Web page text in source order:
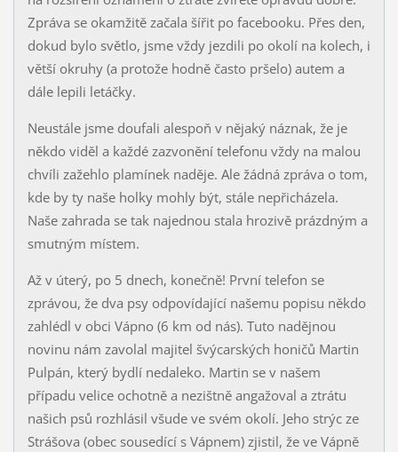
Zpráva se okamžitě začala šířit po facebooku. Přes den,
dokud bylo světlo, jsme vždy jezdili po okolí na kolech, i
větší okruhy (a protože hodně často pršelo) autem a
dále lepili letáčky.
Neustále jsme doufali alespoň v nějaký náznak, že je
někdo viděl a každé zazvonění telefonu vždy na malou
chvíli zažehlo plamínek naděje. Ale žádná zpráva o tom,
kde by ty naše holky mohly být, stále nepřicházela.
Naše zahrada se tak najednou stala hrozivě prázdným a
smutným místem.
Až v úterý, po 5 dnech, konečně! První telefon se
zprávou, že dva psy odpovídající našemu popisu někdo
zahlédl v obci Vápno (6 km od nás). Tuto nadějnou
novinu nám zavolal majitel švýcarských honičů Martin
Pulpán, který bydlí nedaleko. Martin se v našem
případu velice ochotně a nezištně angažoval a ztrátu
našich psů rozhlásil všude ve svém okolí. Jeho strýc ze
Strášova (obec sousedící s Vápnem) zjistil, že ve Vápně